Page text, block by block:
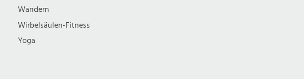
Wandern
Wirbelsäulen-Fitness
Yoga